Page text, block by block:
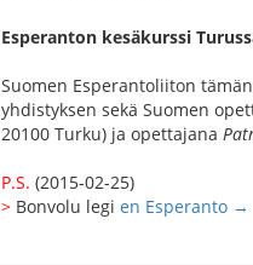
Esperanton kesäkurssi
Suomen Esperantoliiton
yhdistyksen sekä Suomen
20100 Turku) ja opettajana
P.S. (2015-02-25)
> Bonvolu legi en Esperanto →